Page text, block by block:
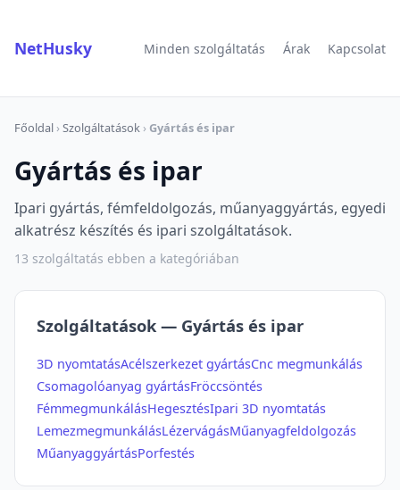
NetHusky Minden szolgáltatás Árak Kapcsolat
Főoldal ›Szolgáltatások › Gyártás és ipar
Gyártás és ipar
Ipari gyártás, fémfeldolgozás, műanyaggyártás, egyedi
alkatrész készítés és ipari szolgáltatások.
13 szolgáltatás ebben a kategóriában
Szolgáltatások — Gyártás és ipar
3D nyomtatásAcélszerkezet gyártásCnc megmunkálás
Csomagolóanyag gyártásFröccsöntés
FémmegmunkálásHegesztésIpari 3D nyomtatás
LemezmegmunkálásLézervágásMűanyagfeldolgozás
MűanyaggyártásPorfestés